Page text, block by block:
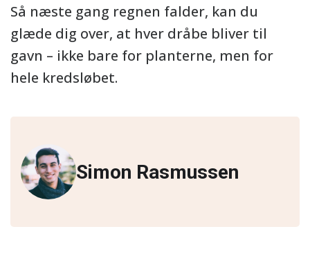
Så næste gang regnen falder, kan du
glæde dig over, at hver dråbe bliver til
gavn – ikke bare for planterne, men for
hele kredsløbet.
Simon Rasmussen